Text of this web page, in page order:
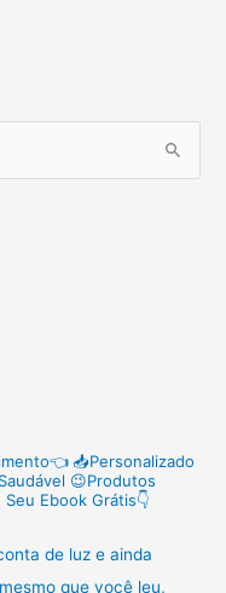
📥Personalizado
😉Produtos
Ebook Grátis👇